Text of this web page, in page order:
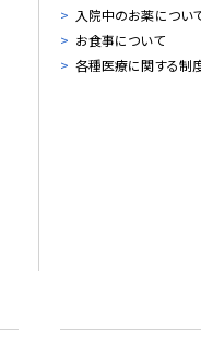
入院中のお薬につい
お食事について
各種医療に関する制